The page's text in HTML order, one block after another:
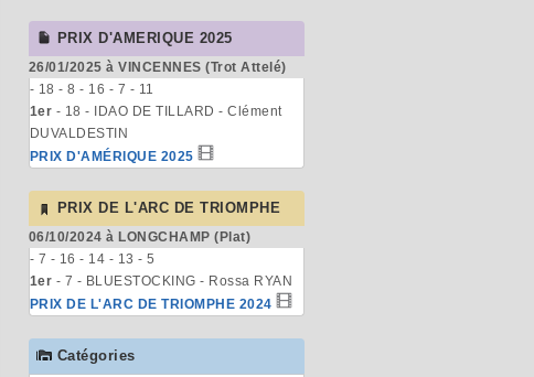
PRIX D'AMERIQUE 2025
26/01/2025 à VINCENNES (Trot Attelé)
- 18 - 8 - 16 - 7 - 11
1er - 18 - IDAO DE TILLARD - Clément
DUVALDESTIN
PRIX D'AMÉRIQUE 2025
PRIX DE L'ARC DE TRIOMPHE
06/10/2024 à LONGCHAMP (Plat)
- 7 - 16 - 14 - 13 - 5
1er - 7 - BLUESTOCKING - Rossa RYAN
PRIX DE L'ARC DE TRIOMPHE 2024
Catégories